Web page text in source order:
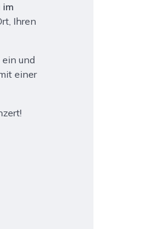
im
Ihren
und
einer